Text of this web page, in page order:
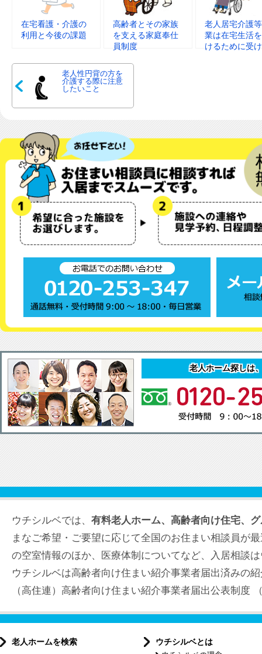
在宅看護・介護の
利用と今後の課題
高齢者とその家族
を支える家庭奉仕
員制度
老人居宅介護
業は在宅生活
けるために受
老人性円背の方を
介護する際に注意
したいこと
老人ホーム探しは
ウチシルベでは、 有料老人ホーム、高齢者向け住宅、
まなご希望・ご要望に応じて全国のお住まい相談員が
の空室情報のほか、医療体制についてなど、入居相談
ウチシルベは高齢者向け住まい紹介事業者届出済みの
（高住連）高齢者向け住まい紹介事業者届出公表制度
老人ホームを検索 ウチシルベとは